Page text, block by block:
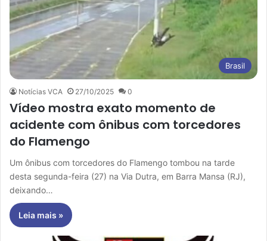
Brasil
Notícias VCA 27/10/2025 0
Vídeo mostra exato momento de
acidente com ônibus com torcedores
do Flamengo
Um ônibus com torcedores do Flamengo tombou na tarde
desta segunda-feira (27) na Via Dutra, em Barra Mansa (RJ),
deixando…
Leia mais »